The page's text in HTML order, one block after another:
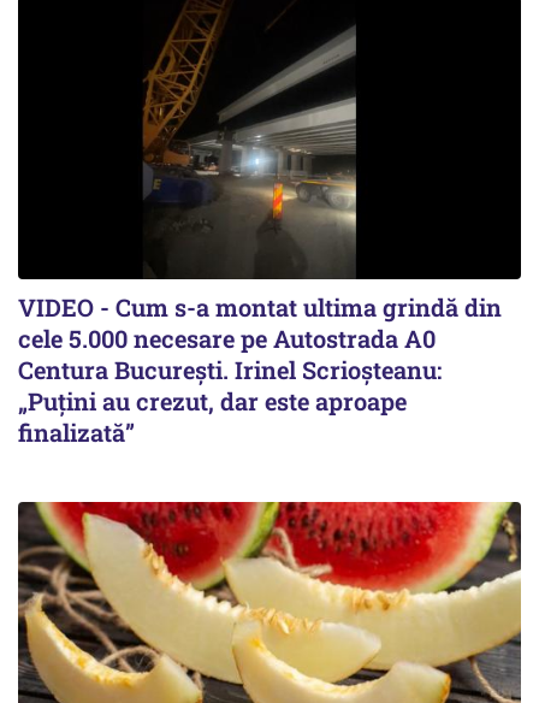
VIDEO - Cum s-a montat ultima grindă din
cele 5.000 necesare pe Autostrada A0
Centura București. Irinel Scrioșteanu:
„Puțini au crezut, dar este aproape
finalizată”